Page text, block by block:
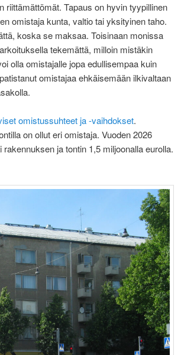
riittämättömät. Tapaus on hyvin tyypillinen
omistaja kunta, valtio tai yksityinen taho.
koska se maksaa. Toisinaan monissa
tekemättä, milloin mistäkin
olla omistajalle jopa edullisempaa kuin
omistajaa ehkäisemään ilkivaltaan
omistussuhteet ja -vaihdokset.
on ollut eri omistaja. Vuoden 2026
ja tontin 1,5 miljoonalla eurolla.